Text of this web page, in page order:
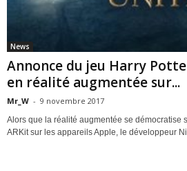
News
Annonce du jeu Harry
en réalité augmentée sur...
Mr_W - 9 novembre 2017
Alors que la réalité augmentée se démocratise
ARKit sur les appareils Apple, le développeur